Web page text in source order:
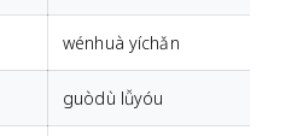
wénhuà yíchǎn
guòdù lǚyóu